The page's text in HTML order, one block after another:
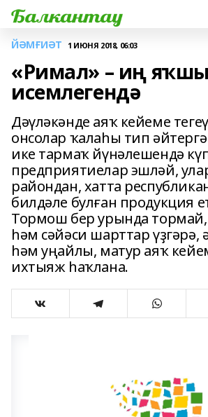
ЙӘМҒИӘТ 1 ИЮНЯ 2018, 06:03
«Римал» – иң
исемлегендә
Дәүләкәнде аяҡ кейеме
онсолар ҡалаһы тип
ике тармаҡ йүнәлешендә
предприятиелар эшләй,
райондан, хатта
билдәле булған продукция
Тормош бер урында
һәм сәйәси шарттар
һәм уңайлы, матур аяҡ
ихтыяж һаҡлана.